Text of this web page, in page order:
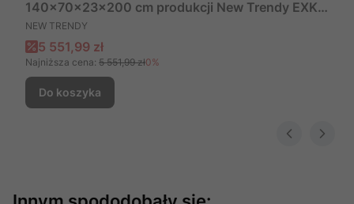
140x70x23x200 cm produkcji New Trendy EXK-
0225/EXK-0212/EXK-026
PRODUCENT
NEW TRENDY
Cena promocyjna
5 551,99 zł
Najniższa cena: 5 551,99 zł0%
Do koszyka